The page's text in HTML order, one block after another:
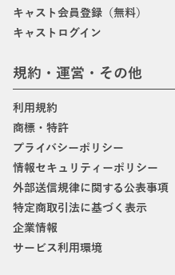
キャスト会員登録（無料）
キャストログイン
規約・運営・その他
利用規約
商標・特許
プライバシーポリシー
情報セキュリティーポリシー
外部送信規律に関する公表事項
特定商取引法に基づく表示
企業情報
サービス利用環境